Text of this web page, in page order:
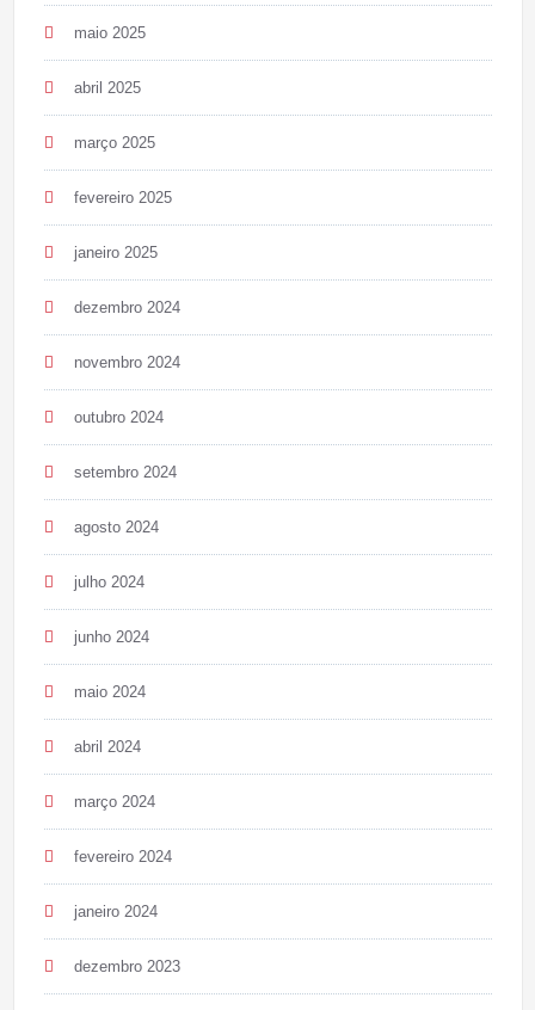
maio 2025
abril 2025
março 2025
fevereiro 2025
janeiro 2025
dezembro 2024
novembro 2024
outubro 2024
setembro 2024
agosto 2024
julho 2024
junho 2024
maio 2024
abril 2024
março 2024
fevereiro 2024
janeiro 2024
dezembro 2023